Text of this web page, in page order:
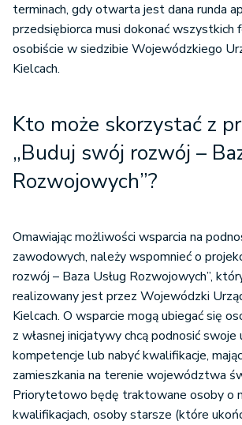
terminach, gdy otwarta jest dana runda
przedsiębiorca musi dokonać wszystkich
osobiście w siedzibie Wojewódzkiego
Kielcach.
Kto może skorzystać z
„Buduj swój rozwój –
Rozwojowych”?
Omawiając możliwości wsparcia na
zawodowych, należy wspomnieć o
rozwój – Baza Usług Rozwojowych”,
realizowany jest przez Wojewódzki
Kielcach. O wsparcie mogą ubiegać się
z własnej inicjatywy chcą podnosić swoje
kompetencje lub nabyć kwalifikacje,
zamieszkania na terenie województwa
Priorytetowo będę traktowane osoby o
kwalifikacjach, osoby starsze (które